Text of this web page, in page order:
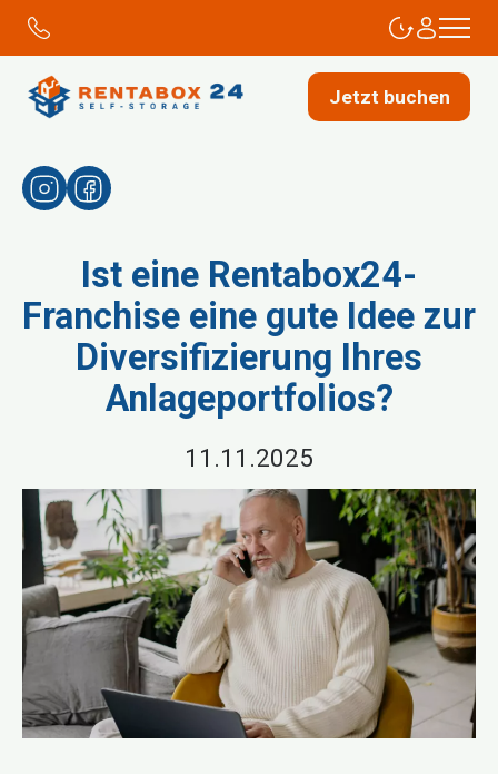
Jetzt buchen
Ist eine Rentabox24-
Franchise eine gute Idee zur
Diversifizierung Ihres
Anlageportfolios?
11.11.2025